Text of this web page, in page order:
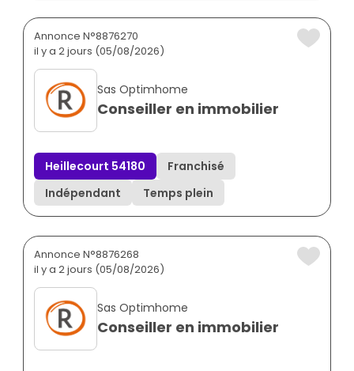
Annonce N°8876270
il y a 2 jours (05/08/2026)
Sas Optimhome
Conseiller en immobilier
Heillecourt 54180
Franchisé
Indépendant
Temps plein
Annonce N°8876268
il y a 2 jours (05/08/2026)
Sas Optimhome
Conseiller en immobilier